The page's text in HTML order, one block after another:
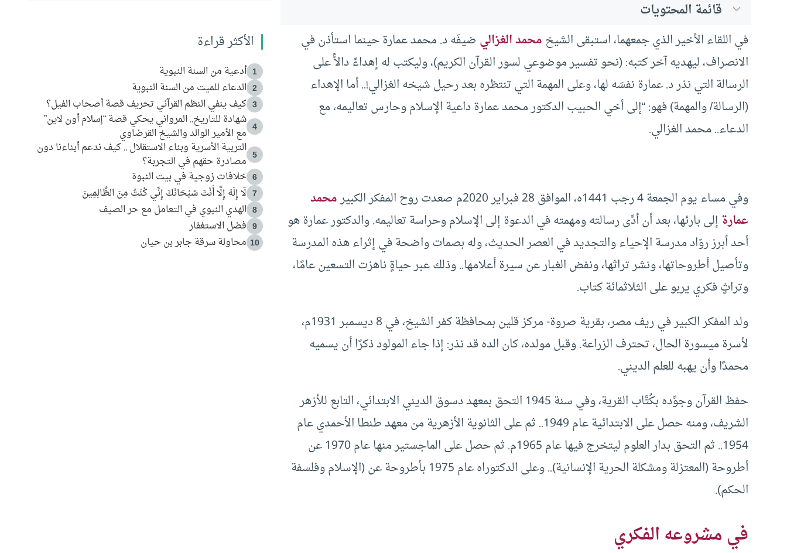
قائمة المحتويات
في اللقاء الأخير الذي جمعهما، استبقى الشيخمحمد الغزالي ضيفَه د. محمد عمارة حينما استأذن في
الانصراف، ليهديه آخر كتبه: (نحو تفسير موضوعي لسور القرآن الكريم)، وليكتب له إهداءً دالاًّ على
الرسالة التي نذر د. عمارة نفسَه لها، وعلى المهمة التي تنتظره بعد رحيل شيخه الغزالي!.. أما الإهداء
(الرسالة/ والمهمة) فهو: “إلى أخي الحبيب الدكتور محمد عمارة داعية الإسلام وحارس تعاليمه، مع
الدعاء.. محمد الغزالي.
وفي مساء يوم الجمعة 4 رجب 1441ه، الموافق 28 فبراير 2020م صعدت روح المفكر الكبير
محمد
عمارةإلى بارئها، بعد أن أدَّى رسالته ومهمته في الدعوة إلى الإسلام وحراسة تعاليمه. والدكتور عمارة هو
أحد أبرز روّاد مدرسة الإحياء والتجديد في العصر الحديث، وله بصمات واضحة في إثراء هذه المدرسة
وتأصيل أطروحاتها، ونشر تراثها، ونفض الغبار عن سيرة أعلامها.. وذلك عبر حياةٍ ناهزت التسعين عامًا،
وتراثٍ فكري يربو على الثلاثمائة كتاب.
ولد المفكر الكبير في ريف مصر، بقرية صروة- مركز قلين بمحافظة كفر الشيخ، في 8 ديسمبر 1931م،
لأسرة ميسورة الحال، تحترف الزراعة. وقبل مولده، كان الده قد نذر: إذا جاء المولود ذكرًا أن يسميه
محمدًا وأن يهبه للعلم الديني.
حفظ القرآن وجوَّده بكُتَّاب القرية، وفي سنة 1945 التحق بمعهد دسوق الديني الابتدائي، التابع للأزهر
الشريف، ومنه حصل على الابتدائية عام 1949.. ثم على الثانوية الأزهرية من معهد طنطا الأحمدي عام
1954.. ثم التحق بدار العلوم ليتخرج فيها عام 1965م. ثم حصل على الماجستير منها عام 1970 عن
أطروحة (المعتزلة ومشكلة الحرية الإنسانية).. وعلى الدكتوراه عام 1975 بأطروحة عن (الإسلام وفلسفة
الحكم).
في مشروعه الفكري
الأكثر قراءة
1 أدعية من السنة النبوية
2 الدعاء للميت من السنة النبوية
3 كيف ينفي النظم القرآني تحريف قصة أصحاب الفيل؟
4
شهادة للتاريخ.. المرواني يحكي قصة “إسلام أون لاين”
مع الأمير الوالد والشيخ القرضاوي
5
التربية الأسرية وبناء الاستقلال .. كيف ندعم أبناءنا دون
مصادرة حقهم في التجربة؟
6 خلافات زوجية في بيت النبوة
7 لَا إِلَهَ إِلَّا أَنْتَ سُبْحَانَكَ إِنِّي كُنْتُ مِنَ الظَّالِمِينَ
8 الهدي النبوي في التعامل مع حر الصيف
9 فضل الاستغفار
10 محاولة سرقة جابر بن حيان